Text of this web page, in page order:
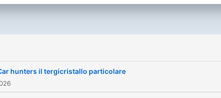
hunters il tergicristallo particolare